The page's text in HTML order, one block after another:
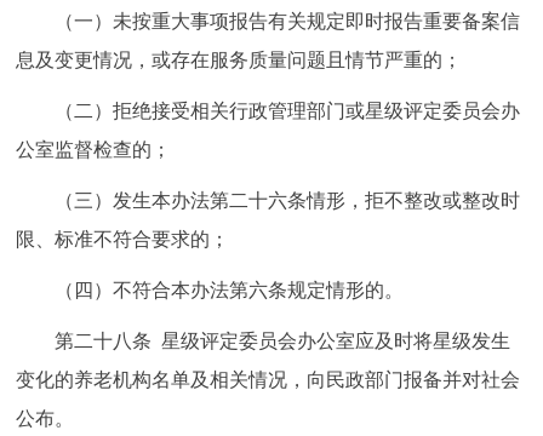
（一）未按重大事项报告有关规定即时报告重要备案信
息及变更情况，或存在服务质量问题且情节严重的；
（二）拒绝接受相关行政管理部门或星级评定委员会办
公室监督检查的；
（三）发生本办法第二十六条情形，拒不整改或整改时
限、标准不符合要求的；
（四）不符合本办法第六条规定情形的。
第二十八条 星级评定委员会办公室应及时将星级发生
变化的养老机构名单及相关情况，向民政部门报备并对社会
公布。